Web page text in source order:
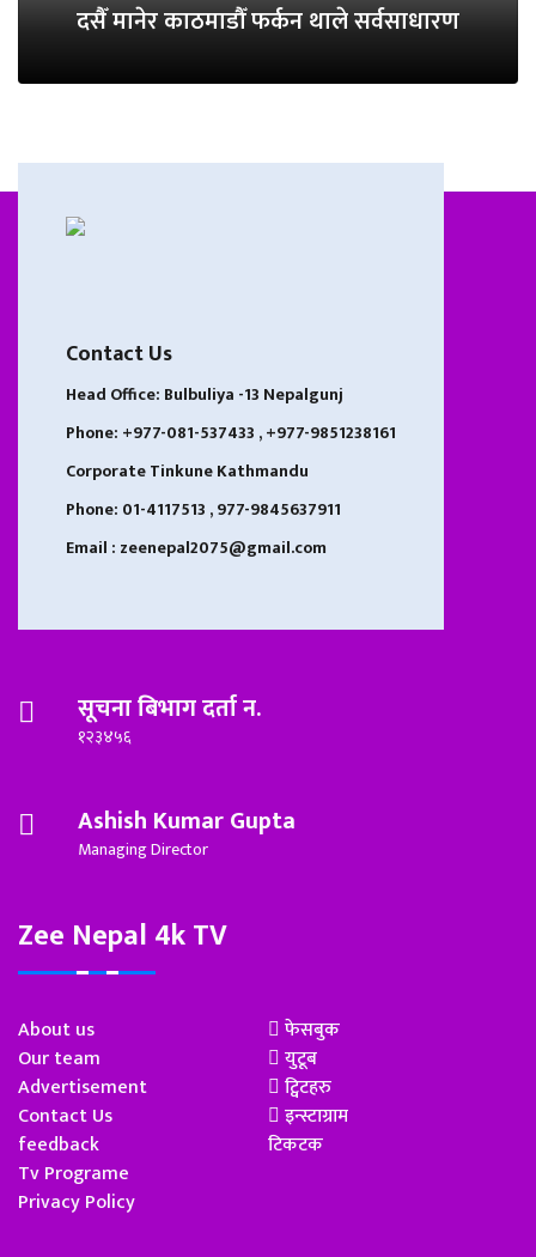
दसैँ मानेर काठमाडौँ फर्कन थाले सर्वसाधारण
Contact Us
Head Office: Bulbuliya -13 Nepalgunj
Phone: +977-081-537433 , +977-9851238161
Corporate Tinkune Kathmandu
Phone: 01-4117513 , 977-9845637911
Email : zeenepal2075@gmail.com
सूचना बिभाग दर्ता न.
१२३४५६
Ashish Kumar Gupta
Managing Director
Zee Nepal 4k TV
About us
Our team
Advertisement
Contact Us
feedback
Tv Programe
Privacy Policy
फेसबुक
युटूब
ट्विटहरु
इन्स्टाग्राम
टिकटक